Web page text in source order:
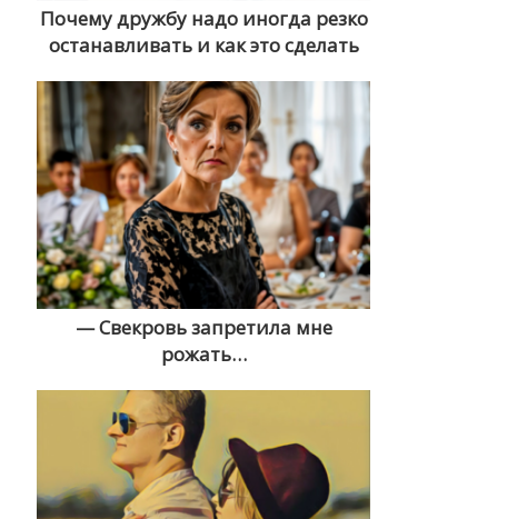
Почему дружбу надо иногда резко
останавливать и как это сделать
— Свекровь запретила мне
рожать…